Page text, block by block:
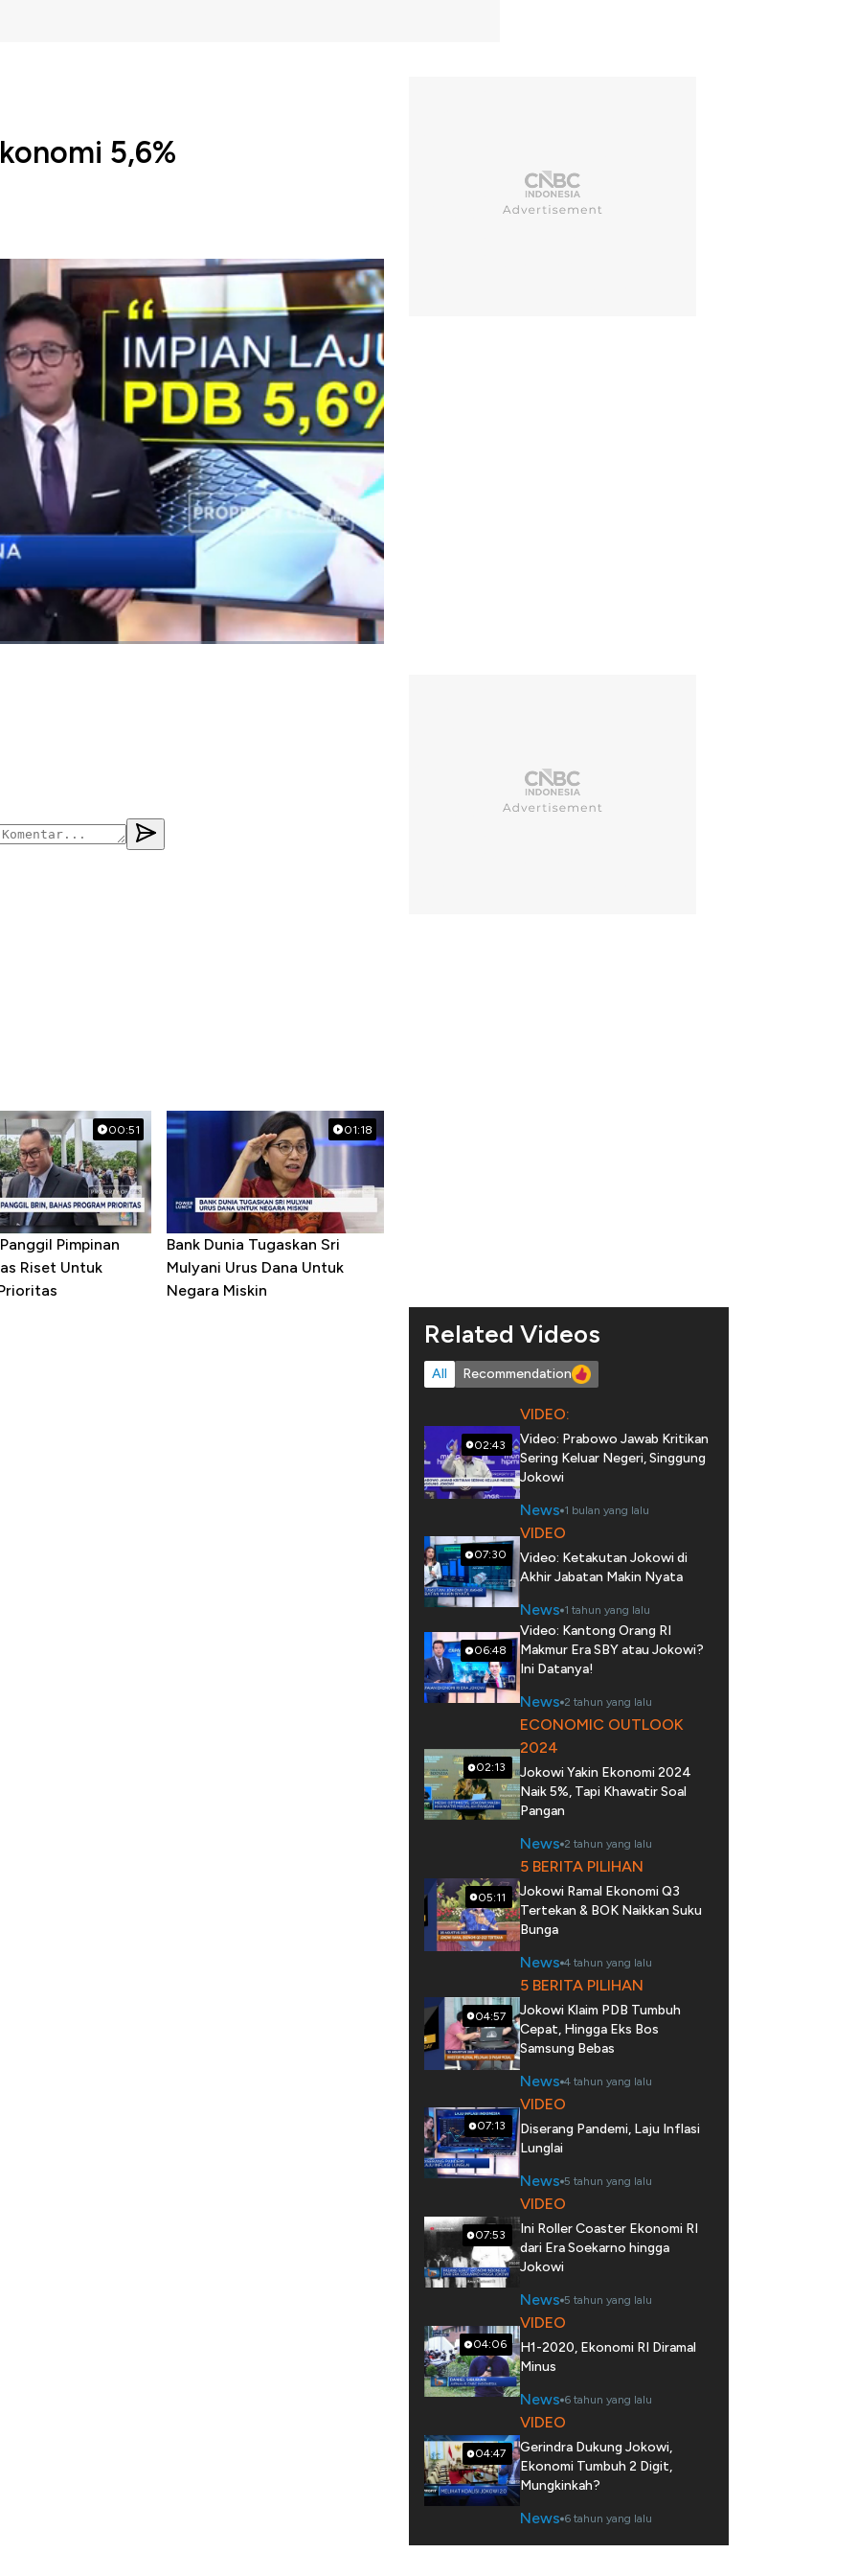
5,6%
menginginkan ekonomi Indonesia pada tahun
juga ditargetkan di kisaran level 2%-4%.
selama ini? Daniel Wiguna memberikan
(Jumat, 26/04/2019)
#inflasi #pdb
00:51
Pimpinan
Riset Untuk
01:18
Bank Dunia Tugaskan Sri
Mulyani Urus Dana Untuk
Negara Miskin
Related Videos
All Recommendation
02:43
VIDEO:
Video: Prabowo Jawab Kritikan
Sering Keluar Negeri, Singgung
Jokowi
News 1 bulan yang lalu
07:30
VIDEO
Video: Ketakutan Jokowi di
Akhir Jabatan Makin Nyata
News 1 tahun yang lalu
06:48
Video: Kantong Orang RI
Makmur Era SBY atau Jokowi?
Ini Datanya!
News 2 tahun yang lalu
02:13
ECONOMIC OUTLOOK
2024
Jokowi Yakin Ekonomi 2024
Naik 5%, Tapi Khawatir Soal
Pangan
News 2 tahun yang lalu
05:11
5 BERITA PILIHAN
Jokowi Ramal Ekonomi Q3
Tertekan & BOK Naikkan Suku
Bunga
News 4 tahun yang lalu
04:57
5 BERITA PILIHAN
Jokowi Klaim PDB Tumbuh
Cepat, Hingga Eks Bos
Samsung Bebas
News 4 tahun yang lalu
07:13
VIDEO
Diserang Pandemi, Laju Inflasi
Lunglai
News 5 tahun yang lalu
07:53
VIDEO
Ini Roller Coaster Ekonomi RI
dari Era Soekarno hingga
Jokowi
News 5 tahun yang lalu
04:06
VIDEO
H1-2020, Ekonomi RI Diramal
Minus
News 6 tahun yang lalu
04:47
VIDEO
Gerindra Dukung Jokowi,
Ekonomi Tumbuh 2 Digit,
Mungkinkah?
News 6 tahun yang lalu